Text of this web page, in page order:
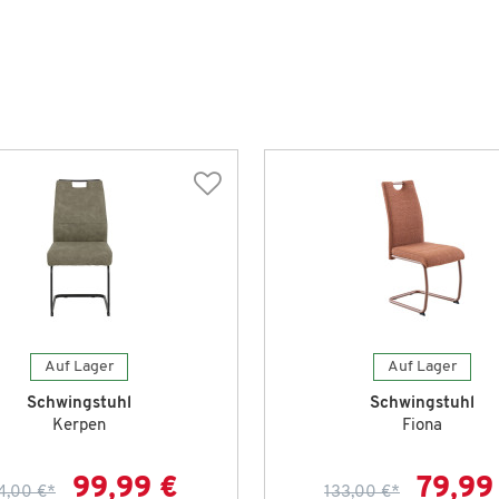
Auf Lager
Schwingstuhl
Kerpen
€* 99,99 €
Auf Lager
Schwingstuhl
Fiona
133,00 €*